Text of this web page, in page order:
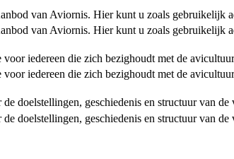
van Aviornis. Hier kunt u zoals gebruikelijk
van Aviornis. Hier kunt u zoals gebruikelijk
iedereen die zich bezighoudt met de
iedereen die zich bezighoudt met de
doelstellingen, geschiedenis en structuur van
doelstellingen, geschiedenis en structuur van